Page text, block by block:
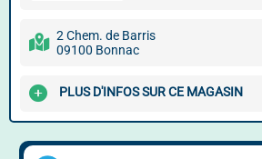
2 Chem. de Barris
09100 Bonnac
PLUS D'INFOS SUR CE MAGASIN